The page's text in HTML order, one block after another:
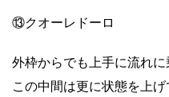
⑬クオーレドーロ
外枠からでも上手に流れ
この中間は更に状態を上